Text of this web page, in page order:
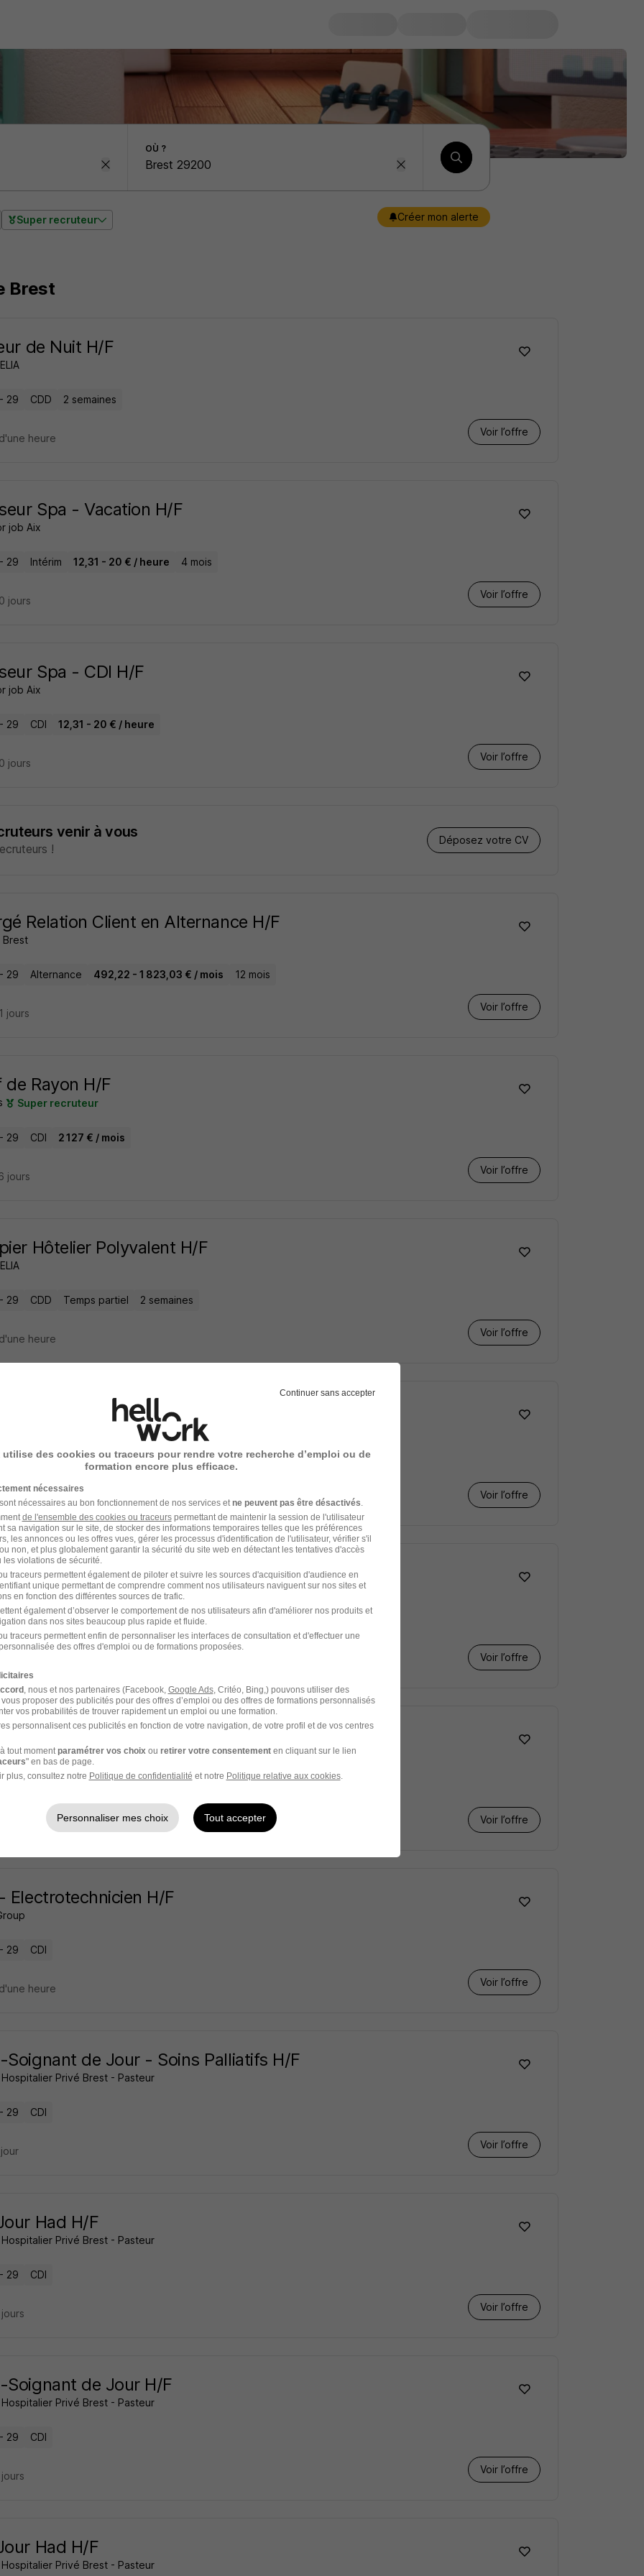
OÙ ?
Super recruteur Créer mon alerte
Brest
de Nuit H/F
29 CDD 2 semaines
Voir l’offre
heure
Spa - Vacation H/F
job Aix
29 Intérim 12,31 - 20 € / heure 4 mois
Voir l’offre
jours
Spa - CDI H/F
job Aix
29 CDI 12,31 - 20 € / heure
Voir l’offre
jours
venir à vous
!
Déposez votre CV
Relation Client en Alternance H/F
Brest
29 Alternance 492,22 - 1 823,03 € / mois 12 mois
Voir l’offre
jours
de Rayon H/F
Super recruteur
29 CDI 2 127 € / mois
Voir l’offre
jours
Hôtelier Polyvalent H/F
29 CDD Temps partiel 2 semaines
Voir l’offre
heure
Temps partiel 12,31 € / heure
Voir l’offre
heure
Spa - CDD H/F
job Aix
29 CDD 12,31 - 20 € / heure 4 mois
Voir l’offre
Cardiologue H/F
de l'emploi
Voir l’offre
Electrotechnicien H/F
29 CDI
Voir l’offre
heure
Soignant de Jour - Soins Palliatifs H/F
Privé Brest - Pasteur
29 CDI
Voir l’offre
Had H/F
Privé Brest - Pasteur
29 CDI
Voir l’offre
Soignant de Jour H/F
Privé Brest - Pasteur
29 CDI
Voir l’offre
Had H/F
Privé Brest - Pasteur
Continuer sans accepter
utilise des cookies ou traceurs pour rendre votre recherche d’emploi ou de
formation encore plus efficace.
nécessaires
nécessaires au bon fonctionnement de nos services et ne peuvent pas être désactivés
de l'ensemble des cookies ou traceurspermettant de maintenir la session de l'utilisateur
sa navigation sur le site, de stocker des informations temporaires telles que les préférences
les annonces ou les offres vues, gérer les processus d'identification de l'utilisateur, vérifier s'il
non, et plus globalement garantir la sécurité du site web en détectant les tentatives d'accès
violations de sécurité.
traceurs permettent également de piloter et suivre les sources d'acquisition d'audience en
unique permettant de comprendre comment nos utilisateurs naviguent sur nos sites et
en fonction des différentes sources de trafic.
également d’observer le comportement de nos utilisateurs afin d'améliorer nos produits et
dans nos sites beaucoup plus rapide et fluide.
traceurs permettent enfin de personnaliser les interfaces de consultation et d'effectuer une
des offres d'emploi ou de formations proposées.
, nous et nos partenaires (Facebook, Google Ads, Critéo, Bing,) pouvons utiliser des
proposer des publicités pour des offres d’emploi ou des offres de formations personnalisés
vos probabilités de trouver rapidement un emploi ou une formation.
personnalisent ces publicités en fonction de votre navigation, de votre profil et de vos centres
tout moment paramétrer vos choix ou retirer votre consentementen cliquant sur le lien
" en bas de page.
plus, consultez notre Politique de confidentialité et notre Politique relative aux cookies.
Personnaliser mes choix Tout accepter